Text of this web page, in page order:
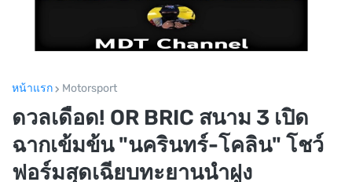
หน้าแรก Motorsport
ดวลเดือด! OR BRIC สนาม 3 เปิด
ฉากเข้มข้น "นครินทร์-โคลิน" โชว์
ฟอร์มสุดเฉียบทะยานนำฝูง